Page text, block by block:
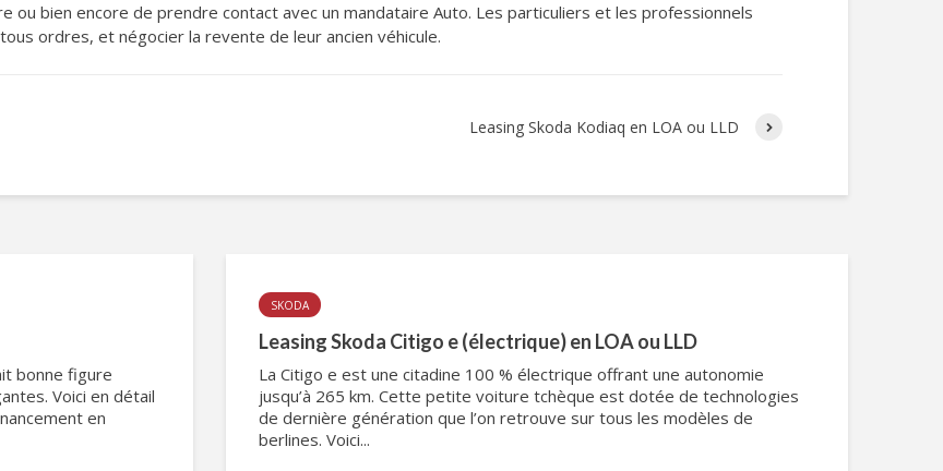
ou bien encore de prendre contact avec un mandataire Auto. Les particuliers et les professionnels
ordres, et négocier la revente de leur ancien véhicule.
Leasing Skoda Kodiaq en LOA ou LLD
bonne figure
Voici en détail
en
SKODA
Leasing Skoda Citigo e (électrique) en LOA ou LLD
La Citigo e est une citadine 100 % électrique offrant une autonomie
jusqu’à 265 km. Cette petite voiture tchèque est dotée de technologies
de dernière génération que l’on retrouve sur tous les modèles de
berlines. Voici...